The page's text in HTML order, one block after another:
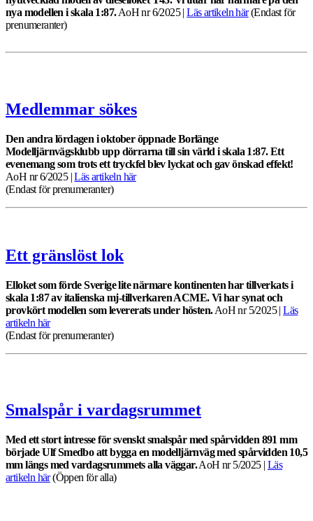
nya modellen i skala 1:87.AoH nr 6/2025 |Läs artikeln här(Endast för
prenumeranter)
Medlemmar sökes
Den andra lördagen i oktober öppnade Borlänge
Modelljärnvägsklubb upp dörrarna till sin värld i skala 1:87. Ett
evenemang som trots ett tryckfel blev lyckat och gav önskad effekt!
AoH nr 6/2025 |Läs artikeln här
(Endast för prenumeranter)
Ett gränslöst lok
Elloket som förde Sverige lite närmare kontinenten har tillverkats i
skala 1:87 av italienska mj-tillverkaren ACME. Vi har synat och
provkört modellen som levererats under hösten.AoH nr 5/2025 |Läs
artikeln här
(Endast för prenumeranter)
Smalspår i vardagsrummet
Med ett stort intresse för svenskt smalspår med spårvidden 891 mm
började Ulf Smedbo att bygga en modelljärnväg med spårvidden 10,5
mm längs med vardagsrummets alla väggar.AoH nr 5/2025 | Läs
artikeln här(Öppen för alla)